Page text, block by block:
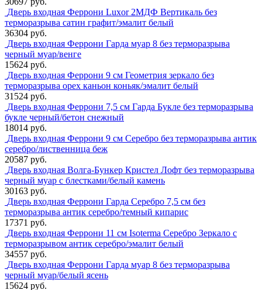
Дверь входная Феррони Luxor 2МДФ Вертикаль без
терморазрыва сатин графит/эмалит белый
36304 руб.
Дверь входная Феррони Гарда муар 8 без терморазрыва
черный муар/венге
15624 руб.
Дверь входная Феррони 9 см Геометрия зеркало без
терморазрыва орех каньон коньяк/эмалит белый
31524 руб.
Дверь входная Феррони 7,5 см Гарда Букле без терморазрыва
букле черный/бетон снежный
18014 руб.
Дверь входная Феррони 9 см Серебро без терморазрыва антик
серебро/лиственница беж
20587 руб.
Дверь входная Волга-Бункер Кристел Лофт без терморазрыва
черный муар с блестками/белый камень
30163 руб.
Дверь входная Феррони Гарда Серебро 7,5 см без
терморазрыва антик серебро/темный кипарис
17371 руб.
Дверь входная Феррони 11 см Isoterma Серебро Зеркало с
терморазрывом антик серебро/эмалит белый
34557 руб.
Дверь входная Феррони Гарда муар 8 без терморазрыва
черный муар/белый ясень
15624 руб.